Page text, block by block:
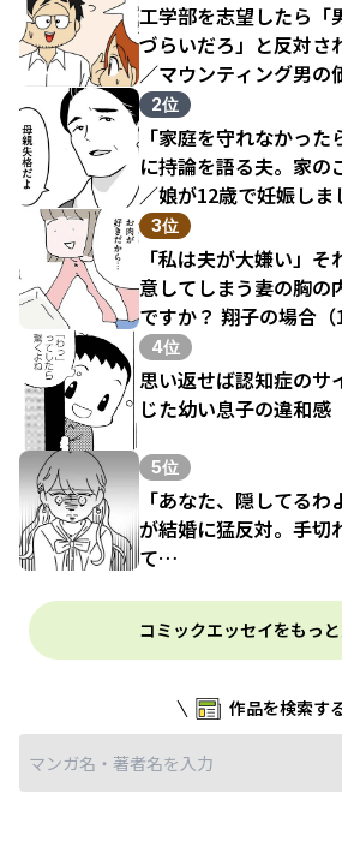
工学部を志望したら「
づらいだろ」と反対さ
／マウンティング男の
結果（1）
2位
「家庭を守れなかっ
に持論を語る夫。家の
／娘が12歳で妊娠しま
3位
「私は夫が大嫌い」
意してしまう妻の胸の
ですか？ 翔子の場合（1
4位
思い返せば認知症のサ
じた幼い息子の違和感
5位
「あなた、隠してる
が結婚に猛反対。手切
て…
コミックエッセイをもっ
作品を検索す